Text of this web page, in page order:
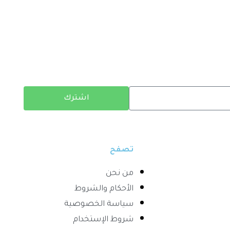
اشترك
تصفح
من نحن
الأحكام والشروط
سياسة الخصوصية
شروط الإستخدام